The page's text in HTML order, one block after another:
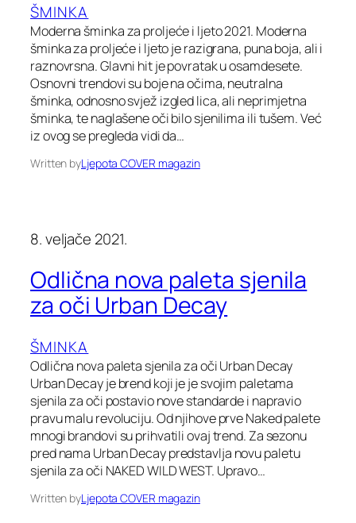
ŠMINKA
Moderna šminka za proljeće i ljeto 2021. Moderna
šminka za proljeće i ljeto je razigrana, puna boja, ali i
raznovrsna. Glavni hit je povratak u osamdesete.
Osnovni trendovi su boje na očima, neutralna
šminka, odnosno svjež izgled lica, ali neprimjetna
šminka, te naglašene oči bilo sjenilima ili tušem. Već
iz ovog se pregleda vidi da…
Written byLjepota COVER magazin
8. veljače 2021.
Odlična nova paleta sjenila
za oči Urban Decay
ŠMINKA
Odlična nova paleta sjenila za oči Urban Decay
Urban Decay je brend koji je je svojim paletama
sjenila za oči postavio nove standarde i napravio
pravu malu revoluciju. Od njihove prve Naked palete
mnogi brandovi su prihvatili ovaj trend. Za sezonu
pred nama Urban Decay predstavlja novu paletu
sjenila za oči NAKED WILD WEST. Upravo…
Written byLjepota COVER magazin